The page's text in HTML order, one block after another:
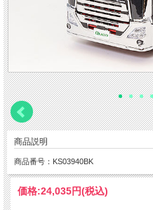
商品説明
商品番号：KS03940BK
価格:24,035円(税込)